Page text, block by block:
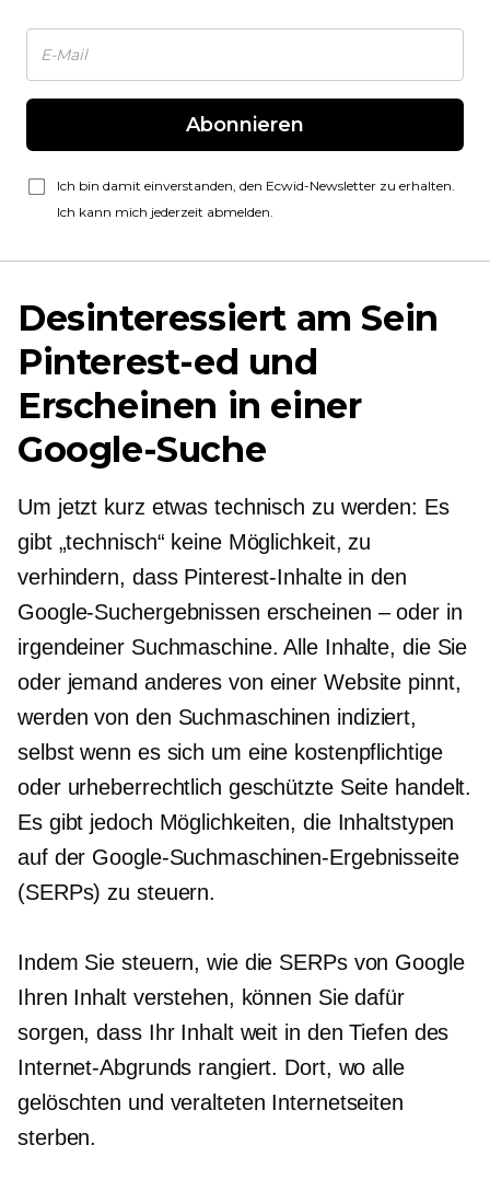
Abonnieren
Ich bin damit einverstanden, den Ecwid-Newsletter zu erhalten.
Ich kann mich jederzeit abmelden.
Desinteressiert am Sein
Pinterest-ed und
Erscheinen in einer
Google-Suche
Um jetzt kurz etwas technisch zu werden: Es
gibt „technisch“ keine Möglichkeit, zu
verhindern, dass Pinterest-Inhalte in den
Google-Suchergebnissen erscheinen – oder in
irgendeiner Suchmaschine. Alle Inhalte, die Sie
oder jemand anderes von einer Website pinnt,
werden von den Suchmaschinen indiziert,
selbst wenn es sich um eine kostenpflichtige
oder urheberrechtlich geschützte Seite handelt.
Es gibt jedoch Möglichkeiten, die Inhaltstypen
auf der Google-Suchmaschinen-Ergebnisseite
(SERPs) zu steuern.
Indem Sie steuern, wie die SERPs von Google
Ihren Inhalt verstehen, können Sie dafür
sorgen, dass Ihr Inhalt weit in den Tiefen des
Internet-Abgrunds rangiert. Dort, wo alle
gelöschten und veralteten Internetseiten
sterben.